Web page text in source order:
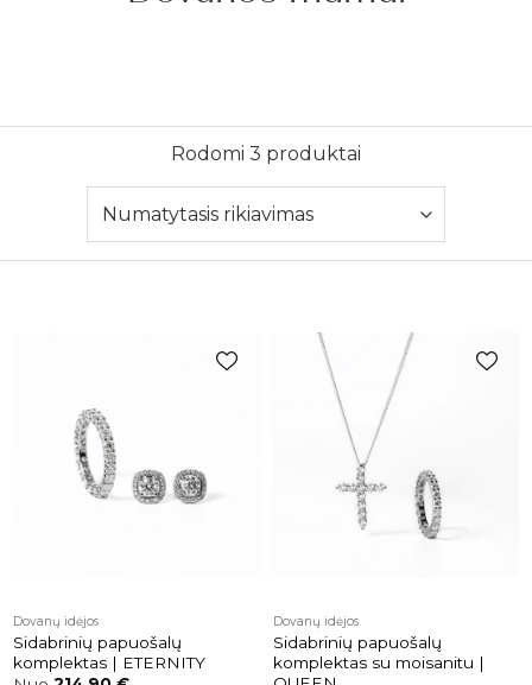
Rodomi 3 produktai
Dovanų idėjos
Sidabrinių papuošalų
komplektas | ETERNITY
Dovanų idėjos
Sidabrinių papuošalų
komplektas su moisanitu |